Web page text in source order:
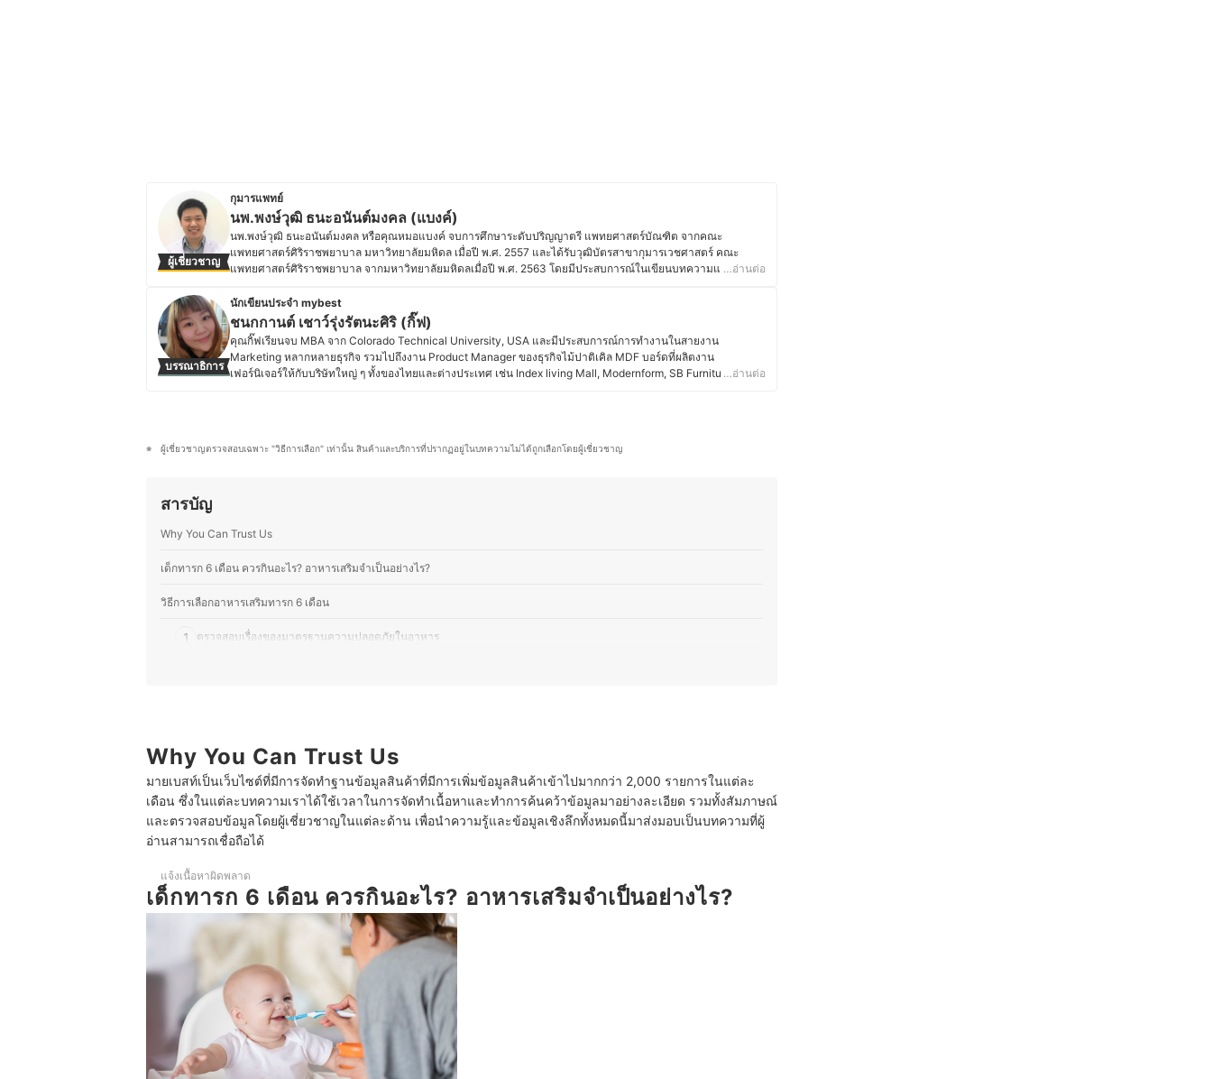
ผู้เชี่ยวชาญ
กุมารแพทย์
นพ.พงษ์วุฒิ ธนะอนันต์มงคล (แบงค์)
นพ.พงษ์วุฒิ ธนะอนันต์มงคล หรือคุณหมอแบงค์ จบการศึกษาระดับปริญญาตรี แพทยศาสตร์บัณฑิต จากคณะ
แพทยศาสตร์ศิริราชพยาบาล มหาวิทยาลัยมหิดล เมื่อปี พ.ศ. 2557 และได้รับวุฒิบัตรสาขากุมารเวชศาสตร์ คณะ
แพทยศาสตร์ศิริราชพยาบาล จากมหาวิทยาลัยมหิดลเมื่อปี พ.ศ. 2563 โดยมีประสบการณ์ในเขียนบทความและให้
วิทยากรด้านกุมารเวชศาสตร์ ที่ให้คำปรึกษาด้านการเลี้ยงดูแลโรคแก่แม่และเด็กในโรงพยาบาลเอกชนอีกหลายแห่ง
นอกจากนี้ ยังมีผลงานทางวิชาการเกี่ยวกับด้านกุมารเวชศาสตร์อีกมากมาย อาทิ การศึกษาชนิดของนมที่ทารกน้ำหนัก
ตัวน้อยมากได้รับภายหลังจำหน่ายออกจากโรงพยาบาล (Type of Post-Discharge Infant Feeding in Very-Low
Birthweight Infants) ของภาควิชากุมารเวชศาสตร์ คณะแพทยศาสตร์ศิริราชพยาบาล โดยคุณหมอมีความตั้งใจที่จะ
ให้ความรู้และความเข้าใจแก่ผู้ปกครอง รวมไปถึงบุคคลที่สนใจเกี่ยวกับการดูแลและเลี้ยงเด็กในทุก ๆ ด้าน เพื่อให้เด็ก
ไทยมีพัฒนาการและการเจริญเติบโตที่ดีในทุกด้าน ช่องทางติดต่อเพิ่มเติม : t.pongwut@gmail.com
…อ่านต่อ
บรรณาธิการ
นักเขียนประจำ mybest
ชนกกานต์ เชาว์รุ่งรัตนะศิริ (กิ๊ฟ)
คุณกิ๊ฟเรียนจบ MBA จาก Colorado Technical University, USA และมีประสบการณ์การทำงานในสายงาน
Marketing หลากหลายธุรกิจ รวมไปถึงงาน Product Manager ของธุรกิจไม้ปาติเคิล MDF บอร์ดที่ผลิตงาน
เฟอร์นิเจอร์ให้กับบริษัทใหญ่ ๆ ทั้งของไทยและต่างประเทศ เช่น Index living Mall, Modernform, SB Furniture และ
ประวัติของ ชนกกานต์ เชาว์รุ่งรัตนะศิริ (กิ๊ฟ)
…อ่านต่อ
ผู้เชี่ยวชาญตรวจสอบเฉพาะ "วิธีการเลือก" เท่านั้น สินค้าและบริการที่ปรากฏอยู่ในบทความไม่ได้ถูกเลือกโดยผู้เชี่ยวชาญ
สารบัญ
Why You Can Trust Us
เด็กทารก 6 เดือน ควรกินอะไร? อาหารเสริมจำเป็นอย่างไร?
วิธีการเลือกอาหารเสริมทารก 6 เดือน
1 ตรวจสอบเรื่องของมาตรฐานความปลอดภัยในอาหาร
10 อาหารเสริมทารก 6 เดือน ยี่ห้อไหนดี แบบสำเร็จรูป สารอาหารครบ
คำถามที่พบบ่อยเกี่ยวกับอาหารเสริมทารก 6 เดือน
ทารก 6 เดือน พัฒนาการเป็นอย่างไร?
ทำไมทารกวัย 6 เดือนจึงควรรับประทานอาหารเสริม? วัยอื่นควรทานหรือไม่อย่างไร?
Why You Can Trust Us
มายเบสท์เป็นเว็บไซต์ที่มีการจัดทำฐานข้อมูลสินค้าที่มีการเพิ่มข้อมูลสินค้าเข้าไปมากกว่า 2,000 รายการในแต่ละ
เดือน ซึ่งในแต่ละบทความเราได้ใช้เวลาในการจัดทำเนื้อหาและทำการค้นคว้าข้อมูลมาอย่างละเอียด รวมทั้งสัมภาษณ์
และตรวจสอบข้อมูลโดยผู้เชี่ยวชาญในแต่ละด้าน เพื่อนำความรู้และข้อมูลเชิงลึกทั้งหมดนี้มาส่งมอบเป็นบทความที่ผู้
อ่านสามารถเชื่อถือได้
แจ้งเนื้อหาผิดพลาด
เด็กทารก 6 เดือน ควรกินอะไร? อาหารเสริมจำเป็นอย่างไร?